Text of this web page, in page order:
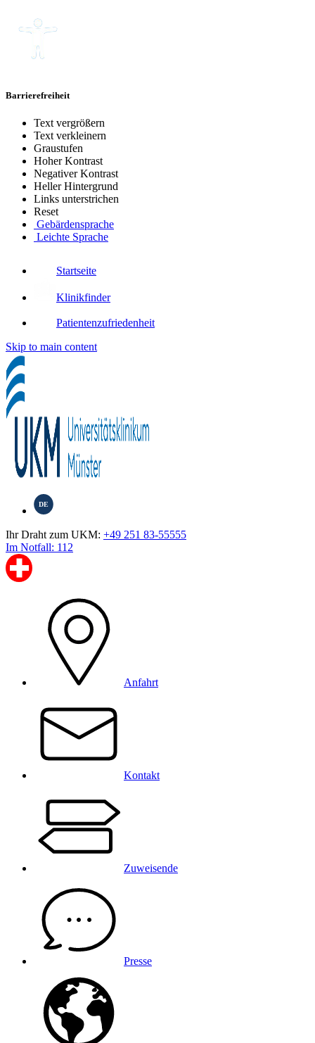
Barrierefreiheit
Text vergrößern
Text verkleinern
Graustufen
Hoher Kontrast
Negativer Kontrast
Heller Hintergrund
Links unterstrichen
Reset
Gebärdensprache
Leichte Sprache
Startseite
Klinikfinder
Patientenzufriedenheit
Skip to main content
DE
Ihr Draht zum UKM: +49 251 83-55555
Im Notfall: 112
Anfahrt
Kontakt
Zuweisende
Presse